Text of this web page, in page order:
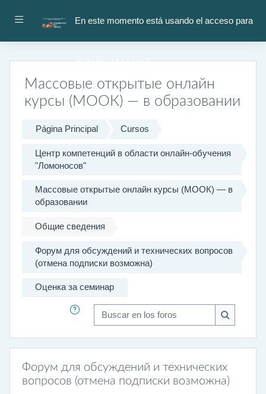
Panel lateral En este momento está usando el acceso para
invitados (Acceder)
Массовые открытые онлайн
курсы (МООК) — в образовании
Página Principal Cursos
Центр компетенций в области онлайн-обучения
"Ломоносов"
Массовые открытые онлайн курсы (МООК) — в
образовании
Общие сведения
Форум для обсуждений и технических вопросов
(отмена подписки возможна)
Оценка за семинар
Buscar en los foros
Buscar
Форум для обсуждений и технических
вопросов (отмена подписки возможна)